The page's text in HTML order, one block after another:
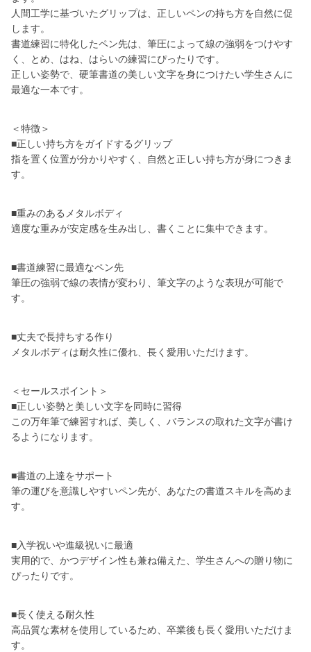
人間工学に基づいたグリップは、正しいペンの持ち方を自然に促
します。
書道練習に特化したペン先は、筆圧によって線の強弱をつけやす
く、とめ、はね、はらいの練習にぴったりです。
正しい姿勢で、硬筆書道の美しい文字を身につけたい学生さんに
最適な一本です。
＜特徴＞
■正しい持ち方をガイドするグリップ
指を置く位置が分かりやすく、自然と正しい持ち方が身につきま
す。
■重みのあるメタルボディ
適度な重みが安定感を生み出し、書くことに集中できます。
■書道練習に最適なペン先
筆圧の強弱で線の表情が変わり、筆文字のような表現が可能で
す。
■丈夫で長持ちする作り
メタルボディは耐久性に優れ、長く愛用いただけます。
＜セールスポイント＞
■正しい姿勢と美しい文字を同時に習得
この万年筆で練習すれば、美しく、バランスの取れた文字が書け
るようになります。
■書道の上達をサポート
筆の運びを意識しやすいペン先が、あなたの書道スキルを高めま
す。
■入学祝いや進級祝いに最適
実用的で、かつデザイン性も兼ね備えた、学生さんへの贈り物に
ぴったりです。
■長く使える耐久性
高品質な素材を使用しているため、卒業後も長く愛用いただけま
す。